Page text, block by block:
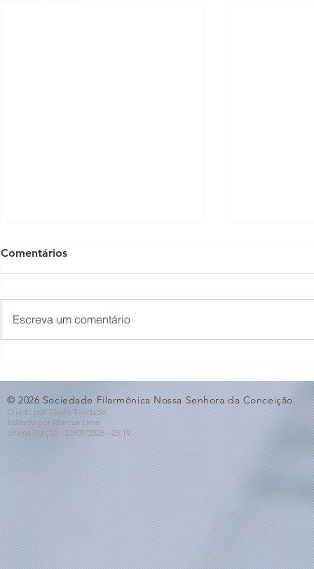
🎵🎶
ao Dia dos
Comentários
Escreva um comentário
© 2026 Sociedade Filarmônica Nossa Senhora da Conceição.
Criado por Tássio Trindade
Editado por Marcos Lima
Última Edição - 22/07/2026 - 23:19